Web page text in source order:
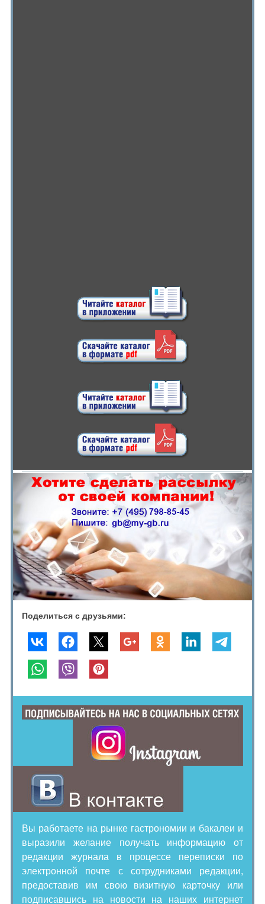
Поделиться с друзьями:
Вы работаете на рынке гастрономии и бакалеи и
выразили желание получать информацию от
редакции журнала в процессе переписки по
электронной почте с сотрудниками редакции,
предоставив им свою визитную карточку или
подписавшись на новости на наших интернет